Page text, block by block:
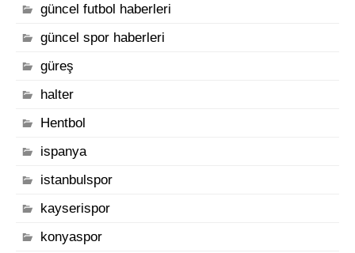
güncel futbol haberleri
güncel spor haberleri
güreş
halter
Hentbol
ispanya
istanbulspor
kayserispor
konyaspor